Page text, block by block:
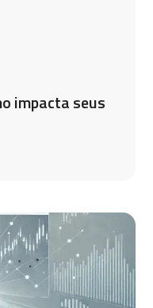
impacta seus